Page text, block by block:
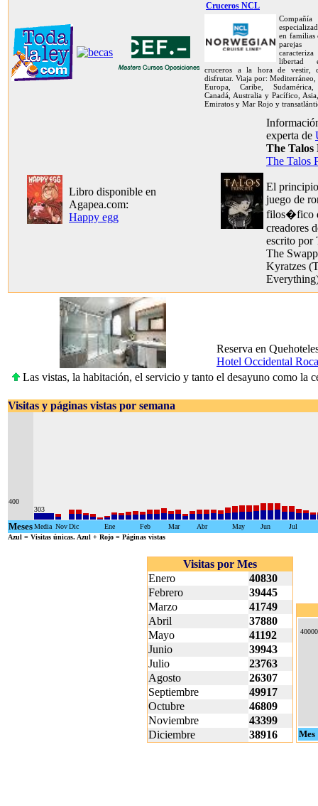
Cruceros NCL
Compañía
en familias
libertad
cruceros a la hora de vestir,
disfrutar. Viaja por: Mediterráneo,
Europa, Caribe, Sudamérica,
Canadá, Australia y Pacífico,
Emiratos y Mar Rojo y
Libro disponible en
Agapea.com:
Happy egg
experta de
The Talos
The Talos
El
juego de
filos�fico
creadores
escrito por
The
Kyratzes
Reserva en
Hotel Occidental
Las vistas, la habitación, el servicio y tanto el desayuno como la
Visitas y páginas vistas por semana
400
303
MesesMedia NovDic Ene Feb Mar Abr May Jun
Jul
Azul = Visitas únicas. Azul + Rojo = Páginas vistas
Visitas por Mes
Enero
40830
Febrero
39445
Marzo
41749
Abril
37880
Mayo
41192
Junio
39943
Julio
23763
Agosto
26307
Septiembre
49917
Octubre
46809
Noviembre
43399
Diciembre
38916
40000
Mes